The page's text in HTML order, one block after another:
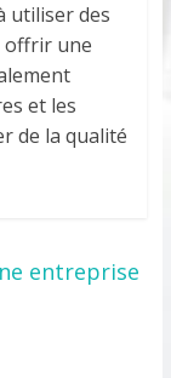
utiliser des
offrir une
et les
de la qualité
entreprise